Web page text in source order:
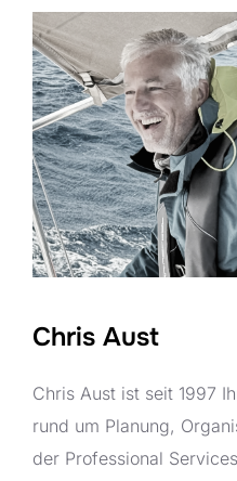
Chris Aust
Chris Aust ist seit 1997
rund um Planung,
der Professional